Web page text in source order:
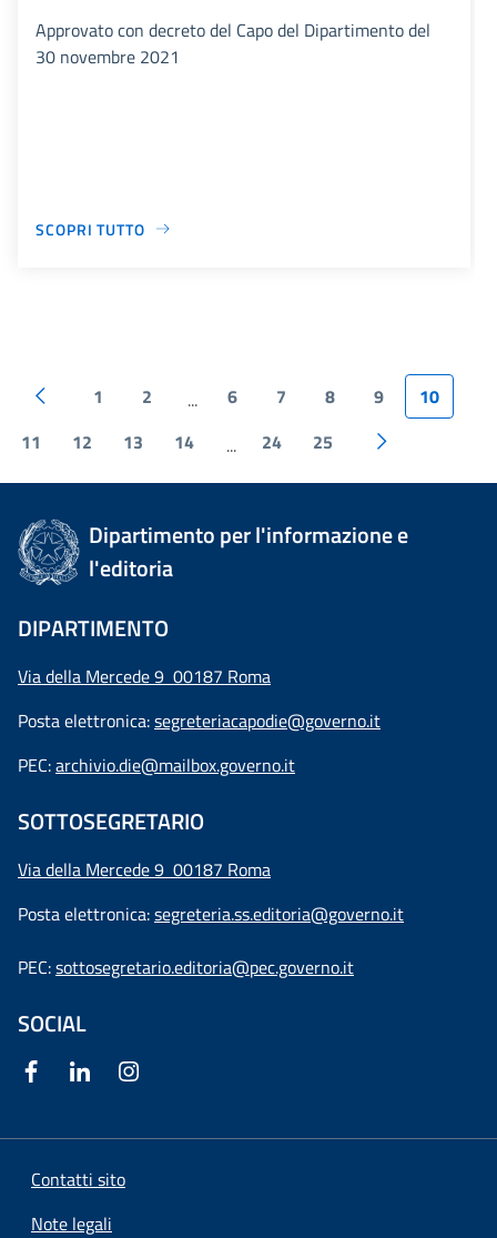
Approvato con decreto del Capo del Dipartimento del
30 novembre 2021
SCOPRI TUTTO
1 2 ... 6 7 8 9
10
11
12 13 14 ... 24 25
Dipartimento per l'informazione e
l'editoria
DIPARTIMENTO
Via della Mercede 9 00187 Roma
Posta elettronica:segreteriacapodie@governo.it
PEC:archivio.die@mailbox.governo.it
SOTTOSEGRETARIO
Via della Mercede 9 00187 Roma
Posta elettronica:segreteria.ss.editoria@governo.it
PEC:sottosegretario.editoria@pec.governo.it
SOCIAL
Contatti sito
Note legali